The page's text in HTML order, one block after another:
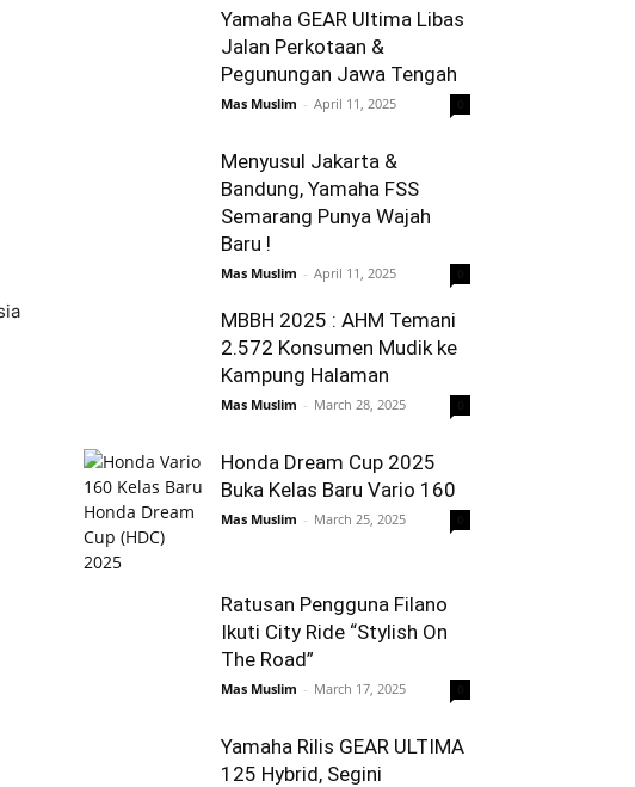
Yamaha GEAR Ultima Libas
Jalan Perkotaan &
Pegunungan Jawa Tengah
Mas Muslim - April 11, 2025
Menyusul Jakarta &
Bandung, Yamaha FSS
Semarang Punya Wajah
Baru !
Mas Muslim - April 11, 2025
MBBH 2025 : AHM Temani
2.572 Konsumen Mudik ke
Kampung Halaman
Mas Muslim - March 28, 2025
Honda Dream Cup 2025
Buka Kelas Baru Vario 160
Mas Muslim - March 25, 2025
Ratusan Pengguna Filano
Ikuti City Ride “Stylish On
The Road”
Mas Muslim - March 17, 2025
Yamaha Rilis GEAR ULTIMA
125 Hybrid, Segini